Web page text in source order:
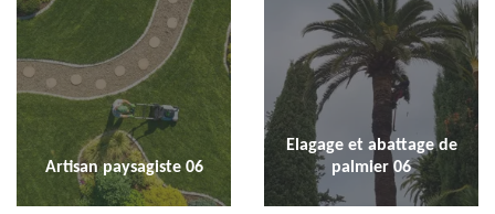
Artisan paysagiste 06
Elagage et abattage de
palmier 06